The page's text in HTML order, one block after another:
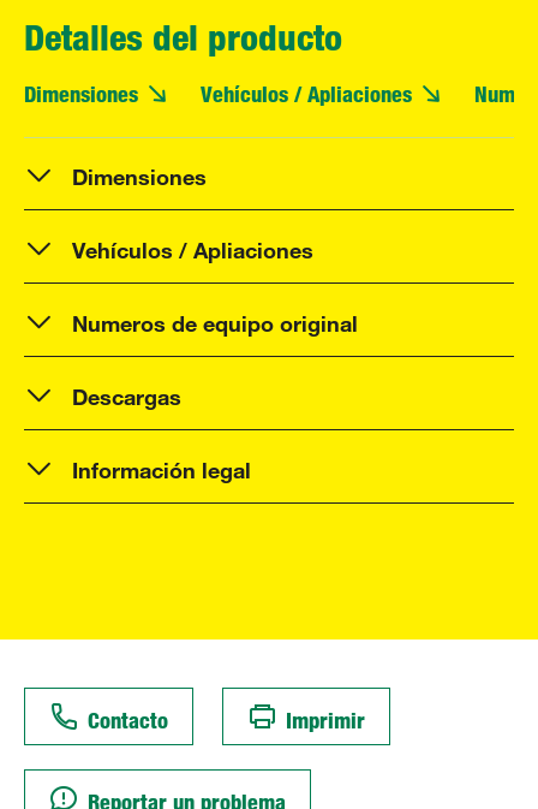
Detalles del producto
Dimensiones Vehículos / Apliaciones
Dimensiones
Vehículos / Apliaciones
Numeros de equipo original
Descargas
Información legal
Contacto Imprimir
Reportar un problema